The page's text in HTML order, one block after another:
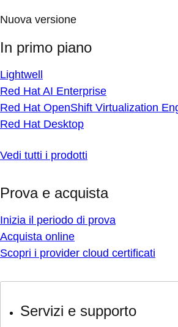
Nuova versione
In primo piano
Lightwell
Red Hat AI Enterprise
Red Hat OpenShift Virtualization
Red Hat Desktop
Vedi tutti i prodotti
Prova e acquista
Inizia il periodo di prova
Acquista online
Scopri i provider cloud certificati
Servizi e supporto